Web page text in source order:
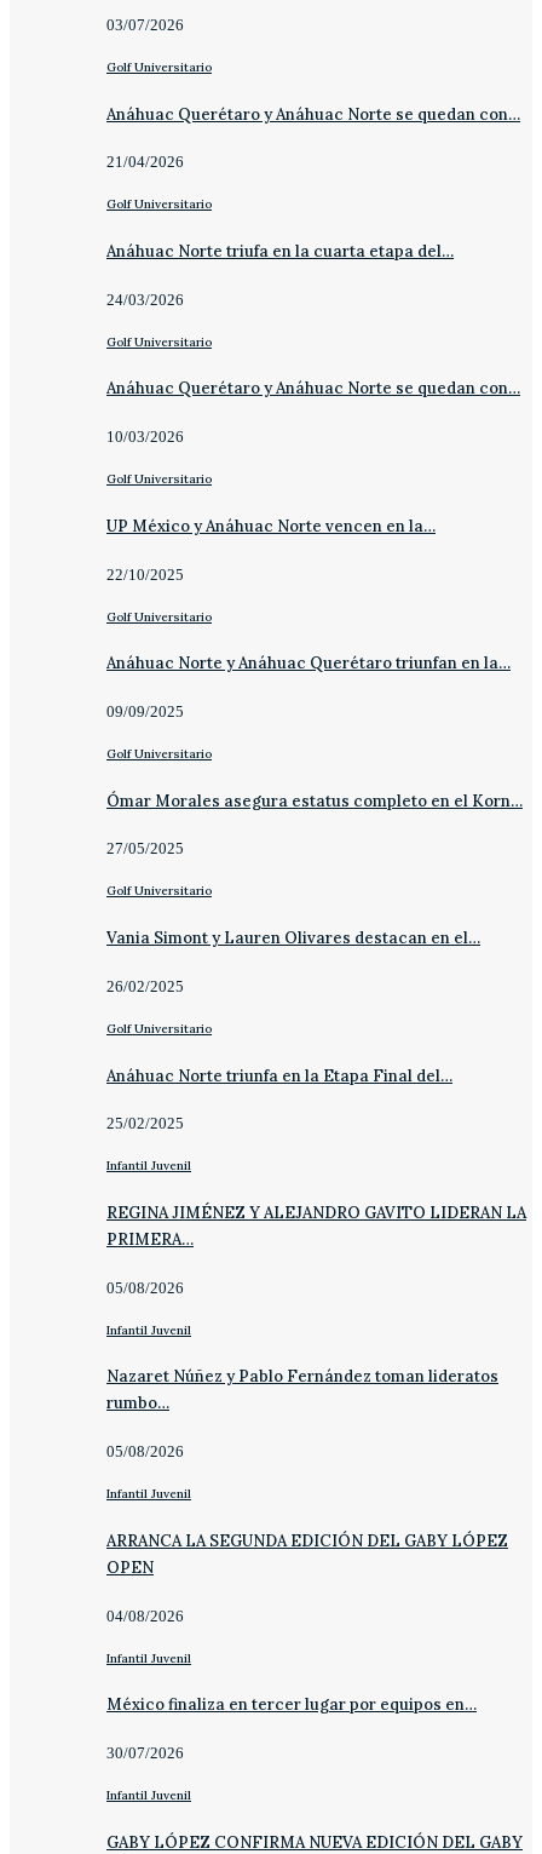
03/07/2026
Golf Universitario
Anáhuac Querétaro y Anáhuac Norte se quedan con…
21/04/2026
Golf Universitario
Anáhuac Norte triufa en la cuarta etapa del…
24/03/2026
Golf Universitario
Anáhuac Querétaro y Anáhuac Norte se quedan con…
10/03/2026
Golf Universitario
UP México y Anáhuac Norte vencen en la…
22/10/2025
Golf Universitario
Anáhuac Norte y Anáhuac Querétaro triunfan en la…
09/09/2025
Golf Universitario
Ómar Morales asegura estatus completo en el Korn…
27/05/2025
Golf Universitario
Vania Simont y Lauren Olivares destacan en el…
26/02/2025
Golf Universitario
Anáhuac Norte triunfa en la Etapa Final del…
25/02/2025
Infantil Juvenil
REGINA JIMÉNEZ Y ALEJANDRO GAVITO LIDERAN LA
PRIMERA…
05/08/2026
Infantil Juvenil
Nazaret Núñez y Pablo Fernández toman lideratos
rumbo…
05/08/2026
Infantil Juvenil
ARRANCA LA SEGUNDA EDICIÓN DEL GABY LÓPEZ
OPEN
04/08/2026
Infantil Juvenil
México finaliza en tercer lugar por equipos en…
30/07/2026
Infantil Juvenil
GABY LÓPEZ CONFIRMA NUEVA EDICIÓN DEL GABY